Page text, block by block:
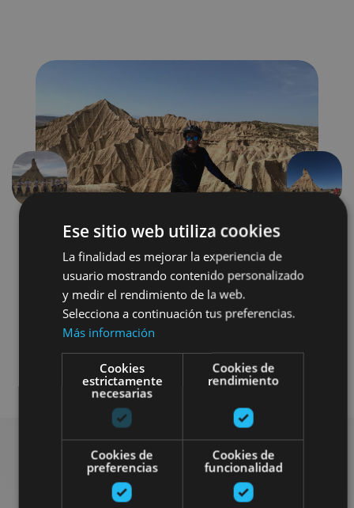
Previous Next
Bici Senderismo y montaña
Visitas guiadas 4x4 / car
Find more plans
Ese sitio web utiliza cookies
La finalidad es mejorar la experiencia de
usuario mostrando contenido personalizado
y medir el rendimiento de la web.
Selecciona a continuación tus preferencias.
Más información
Cookies
estrictamente
necesarias
Cookies de
rendimiento
Cookies de
preferencias
Cookies de
funcionalidad